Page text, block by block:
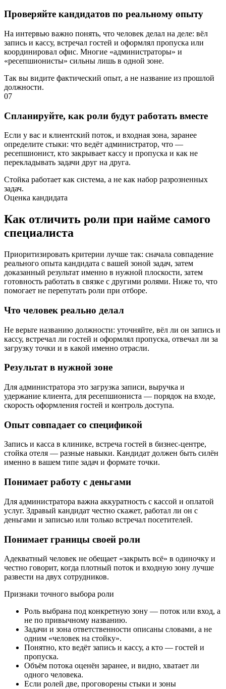
Проверяйте кандидатов по реальному опыту
На интервью важно понять, что человек делал на деле: вёл
запись и кассу, встречал гостей и оформлял пропуска или
координировал офис. Многие «администраторы» и
«ресепшионисты» сильны лишь в одной зоне.
Так вы видите фактический опыт, а не название из прошлой
должности.
07
Спланируйте, как роли будут работать вместе
Если у вас и клиентский поток, и входная зона, заранее
определите стыки: что ведёт администратор, что —
ресепшионист, кто закрывает кассу и пропуска и как не
перекладывать задачи друг на друга.
Стойка работает как система, а не как набор разрозненных
задач.
Оценка кандидата
Как отличить роли при найме самого
специалиста
Приоритизировать критерии лучше так: сначала совпадение
реального опыта кандидата с вашей зоной задач, затем
доказанный результат именно в нужной плоскости, затем
готовность работать в связке с другими ролями. Ниже то, что
помогает не перепутать роли при отборе.
Что человек реально делал
Не верьте названию должности: уточняйте, вёл ли он запись и
кассу, встречал ли гостей и оформлял пропуска, отвечал ли за
загрузку точки и в какой именно отрасли.
Результат в нужной зоне
Для администратора это загрузка записи, выручка и
удержание клиента, для ресепшиониста — порядок на входе,
скорость оформления гостей и контроль доступа.
Опыт совпадает со спецификой
Запись и касса в клинике, встреча гостей в бизнес-центре,
стойка отеля — разные навыки. Кандидат должен быть силён
именно в вашем типе задач и формате точки.
Понимает работу с деньгами
Для администратора важна аккуратность с кассой и оплатой
услуг. Здравый кандидат честно скажет, работал ли он с
деньгами и записью или только встречал посетителей.
Понимает границы своей роли
Адекватный человек не обещает «закрыть всё» в одиночку и
честно говорит, когда плотный поток и входную зону лучше
развести на двух сотрудников.
Признаки точного выбора роли
Роль выбрана под конкретную зону — поток или вход, а
не по привычному названию.
Задачи и зона ответственности описаны словами, а не
одним «человек на стойку».
Понятно, кто ведёт запись и кассу, а кто — гостей и
пропуска.
Объём потока оценён заранее, и видно, хватает ли
одного человека.
Если ролей две, проговорены стыки и зоны